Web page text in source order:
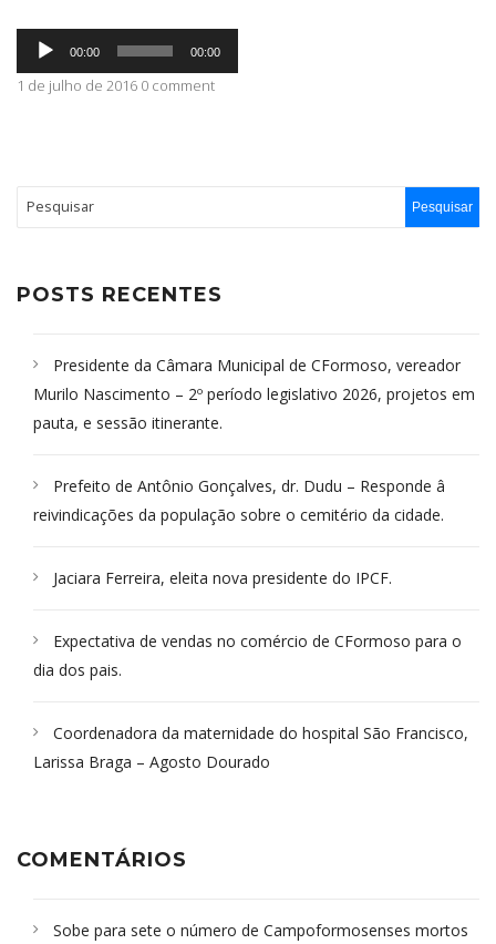
ABRANGÊNCIA
Tocador
áudio
00:00 00:00
1 de julho de 2016 0 comment
POSTS RECENTES
Presidente da Câmara Municipal de CFormoso, vereador
Murilo Nascimento – 2º período legislativo 2026, projetos em
pauta, e sessão itinerante.
Prefeito de Antônio Gonçalves, dr. Dudu – Responde â
reivindicações da população sobre o cemitério da cidade.
Jaciara Ferreira, eleita nova presidente do IPCF.
Expectativa de vendas no comércio de CFormoso para o
dia dos pais.
Coordenadora da maternidade do hospital São Francisco,
Larissa Braga – Agosto Dourado
COMENTÁRIOS
Sobe para sete o número de Campoformosenses mortos